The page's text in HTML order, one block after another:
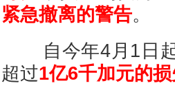
紧急撤离的警告。
自今年4月1日起
超过1亿6千加元的